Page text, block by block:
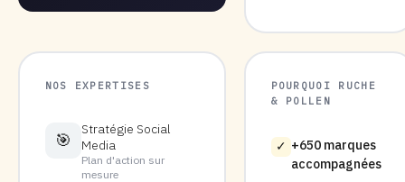
NOS EXPERTISES
🎯
Stratégie Social
Media
Plan d'action sur
mesure
POURQUOI RUCHE
& POLLEN
✓ +650 marques
accompagnées